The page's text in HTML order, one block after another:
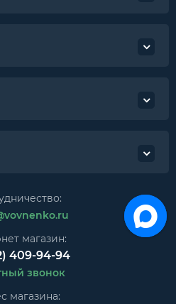
магазин:
409-94-94
звонок
магазина: